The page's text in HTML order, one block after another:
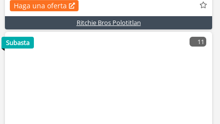
Haga una oferta
Ritchie Bros Polotitlan
11
Subasta